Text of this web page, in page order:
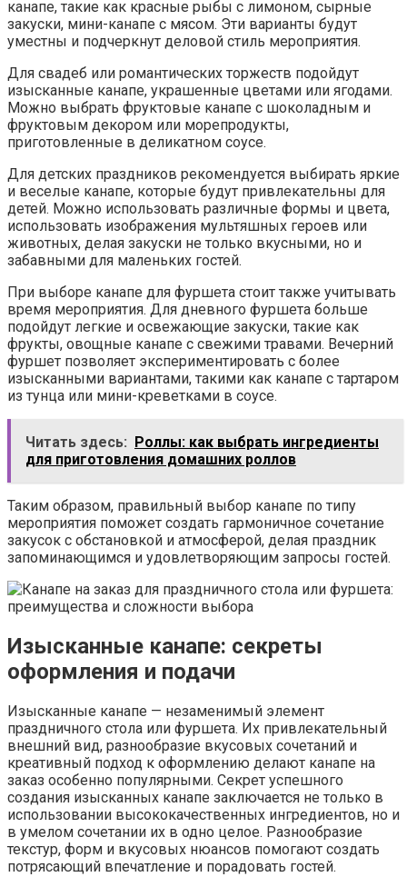
канапе, такие как красные рыбы с лимоном, сырные
закуски, мини-канапе с мясом. Эти варианты будут
уместны и подчеркнут деловой стиль мероприятия.
Для свадеб или романтических торжеств подойдут
изысканные канапе, украшенные цветами или ягодами.
Можно выбрать фруктовые канапе с шоколадным и
фруктовым декором или морепродукты,
приготовленные в деликатном соусе.
Для детских праздников рекомендуется выбирать яркие
и веселые канапе, которые будут привлекательны для
детей. Можно использовать различные формы и цвета,
использовать изображения мультяшных героев или
животных, делая закуски не только вкусными, но и
забавными для маленьких гостей.
При выборе канапе для фуршета стоит также учитывать
время мероприятия. Для дневного фуршета больше
подойдут легкие и освежающие закуски, такие как
фрукты, овощные канапе с свежими травами. Вечерний
фуршет позволяет экспериментировать с более
изысканными вариантами, такими как канапе с тартаром
из тунца или мини-креветками в соусе.
Читать здесь:
Роллы: как выбрать ингредиенты
для приготовления домашних роллов
Таким образом, правильный выбор канапе по типу
мероприятия поможет создать гармоничное сочетание
закусок с обстановкой и атмосферой, делая праздник
запоминающимся и удовлетворяющим запросы гостей.
Изысканные канапе: секреты
оформления и подачи
Изысканные канапе — незаменимый элемент
праздничного стола или фуршета. Их привлекательный
внешний вид, разнообразие вкусовых сочетаний и
креативный подход к оформлению делают канапе на
заказ особенно популярными. Секрет успешного
создания изысканных канапе заключается не только в
использовании высококачественных ингредиентов, но и
в умелом сочетании их в одно целое. Разнообразие
текстур, форм и вкусовых нюансов помогают создать
потрясающий впечатление и порадовать гостей.